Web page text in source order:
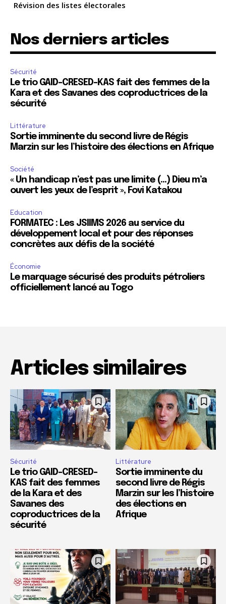
Révision des listes électorales
Nos derniers articles
Sécurité
Le trio GAID-CRESED-KAS fait des femmes de la
Kara et des Savanes des coproductrices de la
sécurité
Littérature
Sortie imminente du second livre de Régis
Marzin sur les l’histoire des élections en Afrique
Société
« Un handicap n’est pas une limite (…) Dieu m’a
ouvert les yeux de l’esprit », Fovi Katakou
Education
FORMATEC : Les JSIIMS 2026 au service du
développement local et pour des réponses
concrètes aux défis de la société
Économie
Le marquage sécurisé des produits pétroliers
officiellement lancé au Togo
Articles similaires
Sécurité
Le trio GAID-CRESED-
KAS fait des femmes
de la Kara et des
Savanes des
coproductrices de la
sécurité
Littérature
Sortie imminente du
second livre de Régis
Marzin sur les l’histoire
des élections en
Afrique